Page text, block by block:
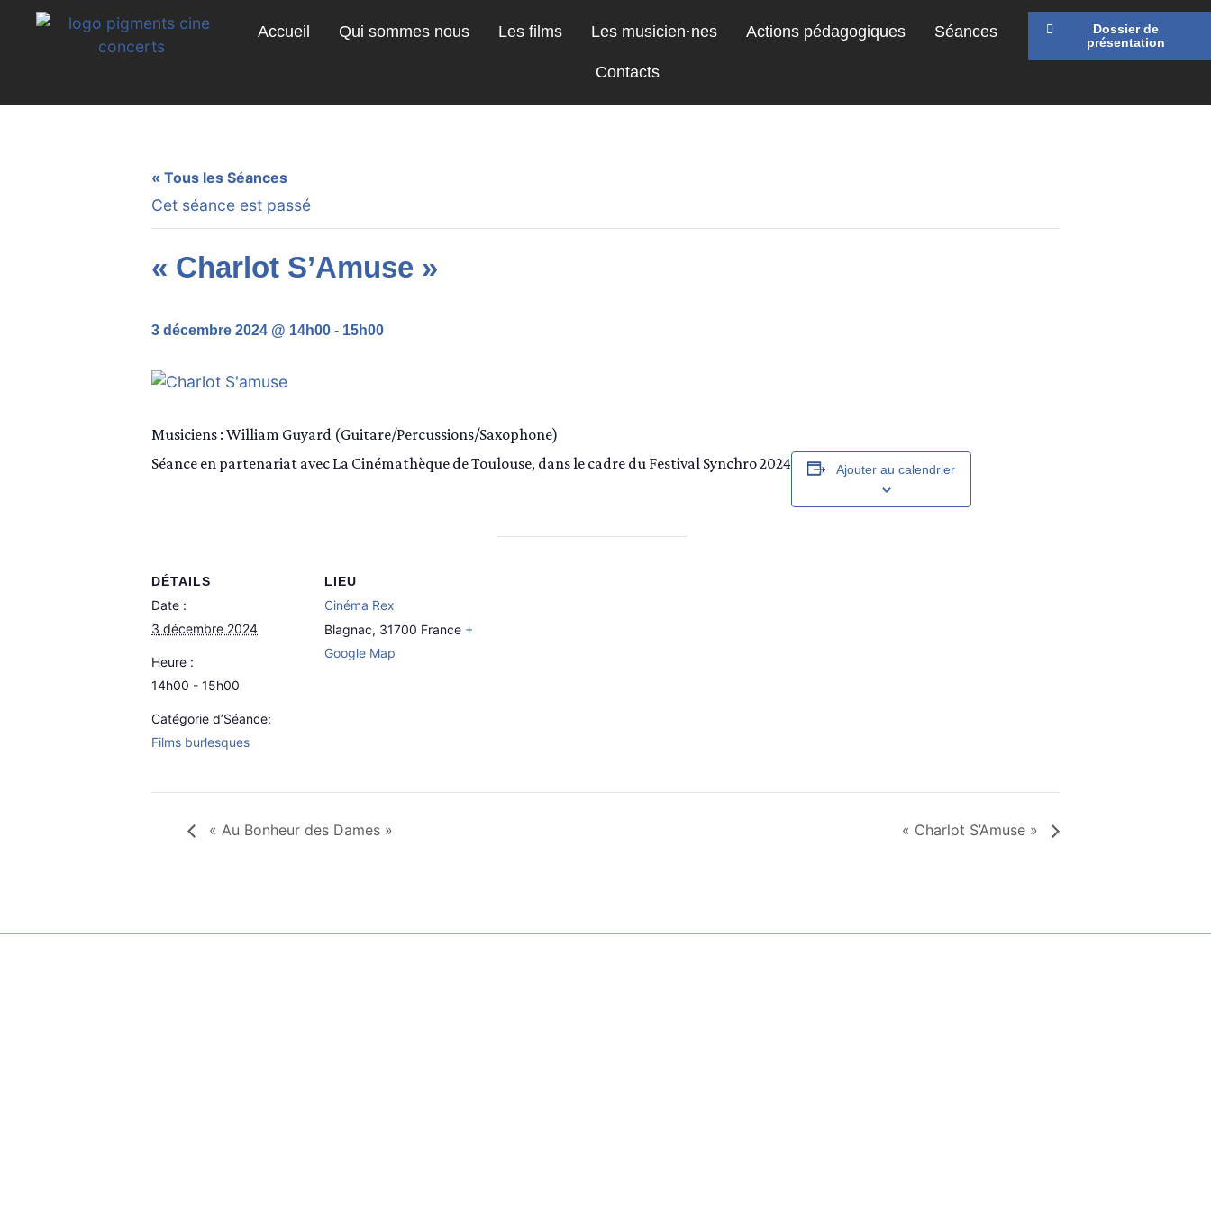
Accueil Qui sommes nous Les films Les musicien·nes Actions pédagogiques Séances
Contacts
Dossier de
présentation
« Tous les Séances
Cet séance est passé
« Charlot S’Amuse »
3 décembre 2024 @ 14h00 - 15h00
Musiciens : William Guyard (Guitare/Percussions/Saxophone)
Séance en partenariat avec La Cinémathèque de Toulouse, dans le cadre du Festival Synchro 2024
Ajouter au calendrier
DÉTAILS
Date :
3 décembre 2024
Heure :
14h00 - 15h00
Catégorie d’Séance:
Films burlesques
LIEU
Cinéma Rex
Blagnac, 31700 France +
Google Map
« Au Bonheur des Dames » « Charlot S’Amuse »